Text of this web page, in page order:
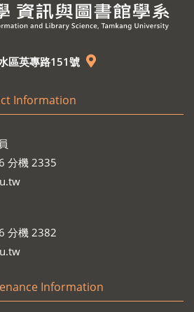
區英專路151號
Information
分機 2335
分機 2382
Information